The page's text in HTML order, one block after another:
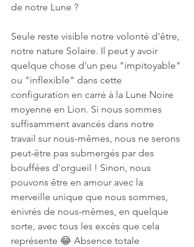
de notre Lune ?
Seule reste visible notre volonté d'être,
notre nature Solaire. Il peut y avoir
quelque chose d'un peu "impitoyable"
ou "inflexible" dans cette
configuration en carré à la Lune Noire
moyenne en Lion. Si nous sommes
suffisamment avancés dans notre
travail sur nous-mêmes, nous ne serons
peut-être pas submergés par des
bouffées d'orgueil ! Sinon, nous
pouvons être en amour avec la
merveille unique que nous sommes,
enivrés de nous-mêmes, en quelque
sorte, avec tous les excès que cela
représente 😂 Absence totale